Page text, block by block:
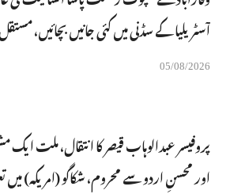
آسٹریلیا کے سڈنی میں کئی جانیں بچائیں،
05/08/2026
پروفیسر عبدالوہاب قیصر کا انتقال، ملت ایک
اور محسنِ اردو سے محروم، شکاگو (امریکہ)